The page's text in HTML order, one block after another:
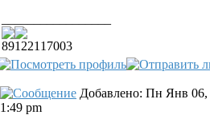
89122117003
Добавлено: Пн Янв 06,
1:49 pm